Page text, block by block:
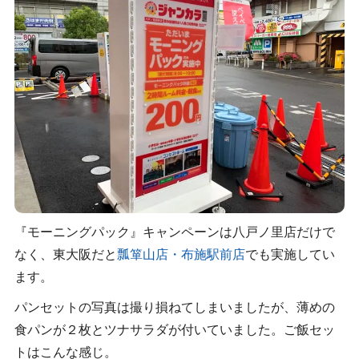
『モーニングパック』キャンペーンは八戸ノ里店だけで
なく、東大阪だと瓢箪山店・布施駅前店でも実施してい
ます。
パンセットの写真は撮り損ねてしまいましたが、薄めの
食パンが２枚とツナサラダが付いていました。ご飯セッ
トはこんな感じ。